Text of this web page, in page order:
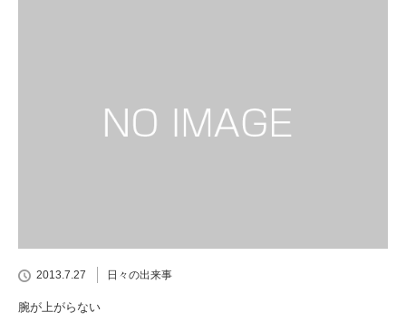
2013.7.27 日々の出来事
腕が上がらない